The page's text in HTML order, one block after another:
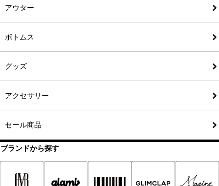
アウター
ボトムス
グッズ
アクセサリー
セール商品
ブランドから探す